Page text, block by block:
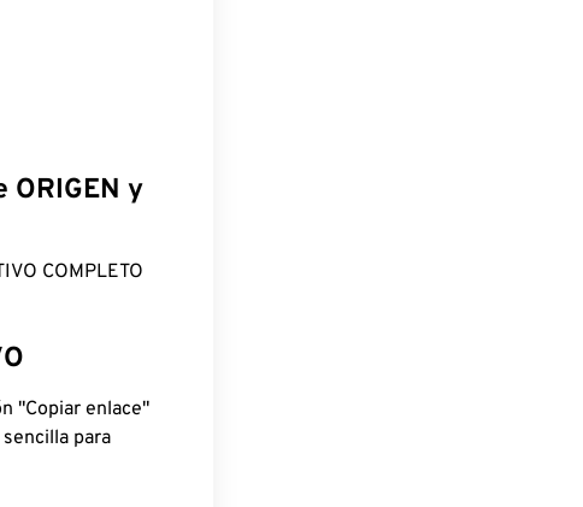
y
COMPLETO
"Copiar enlace"
para